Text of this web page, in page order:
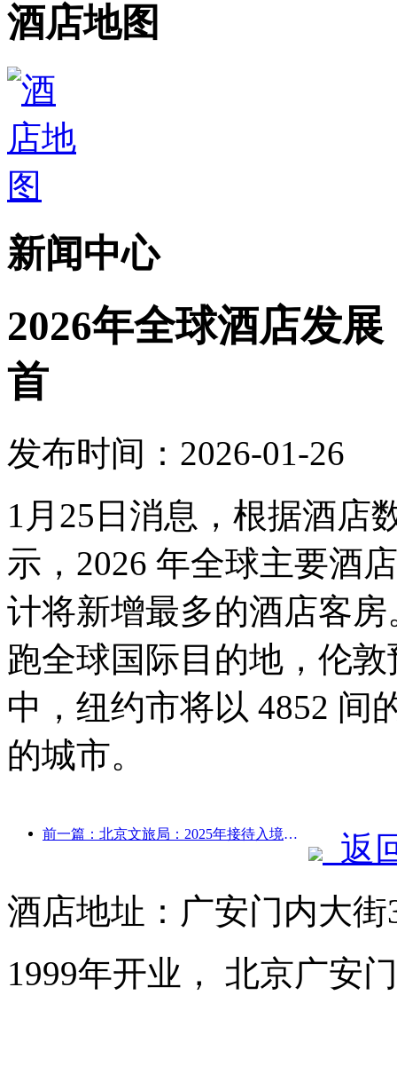
酒店地图
新闻中心
2026年全球酒店发
首
发布时间：2026-01-26
1月25日消息，根据酒店
示，2026 年全球主要酒
计将新增最多的酒店客
跑全球国际目的地，伦
中，纽约市将以 4852 间
的城市。
前一篇：北京文旅局：2025年接待入境游客548万人次，同比增长39%
返
酒店地址：广安门内大
1999年开业， 北京广